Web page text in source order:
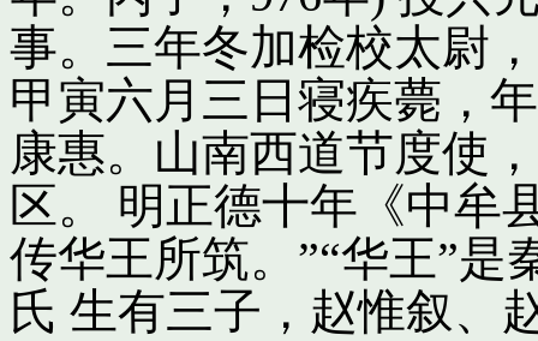
事。三年冬加检校太尉
甲寅六月三日寝疾薨，
康惠。山南西道节度使
区。 明正德十年《中牟
传华王所筑。”“华王”是
氏 生有三子，赵惟叙、